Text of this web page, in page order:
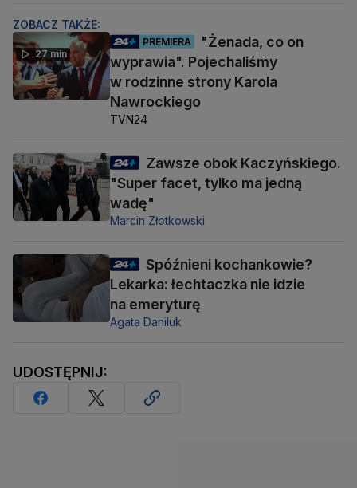
ZOBACZ TAKŻE:
27 min
PREMIERA
"Żenada, co on
wyprawia". Pojechaliśmy
w rodzinne strony Karola
Nawrockiego
TVN24
Zawsze obok Kaczyńskiego.
"Super facet, tylko ma jedną
wadę"
Marcin Złotkowski
Spóźnieni kochankowie?
Lekarka: łechtaczka nie idzie
na emeryturę
Agata Daniluk
UDOSTĘPNIJ: